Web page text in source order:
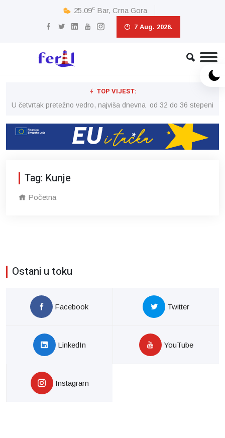
25.09c Bar, Crna Gora
7 Aug. 2026.
TOP VIJEST:
U četvrtak pretežno vedro, najviša dnevna od 32 do 36 stepeni
Tag: Kunje
Početna
Ostani u toku
Facebook Twitter
LinkedIn YouTube
Instagram